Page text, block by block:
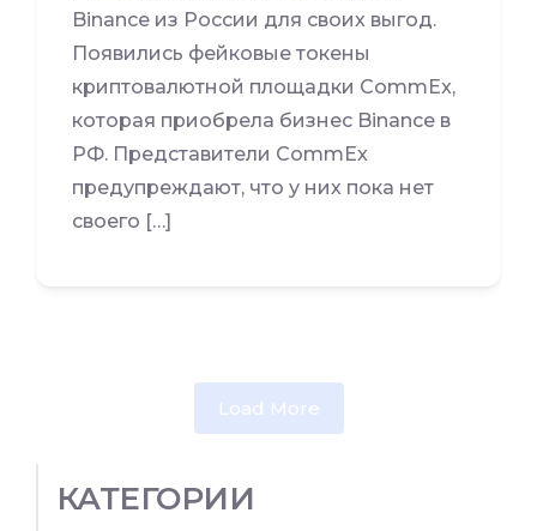
Binance из России для своих выгод.
Появились фейковые токены
криптовалютной площадки CommEx,
которая приобрела бизнес Binance в
РФ. Представители CommEx
предупреждают, что у них пока нет
своего […]
Load More
КАТЕГОРИИ